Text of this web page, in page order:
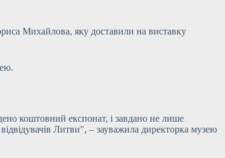
Михайлова, яку доставили на виставку
коштовний експонат, і завдано не лише
Литви", – зауважила директорка музею